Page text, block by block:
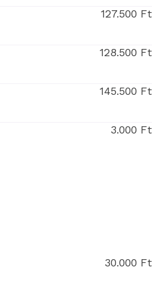
127.500 Ft
128.500 Ft
145.500 Ft
3.000 Ft
30.000 Ft